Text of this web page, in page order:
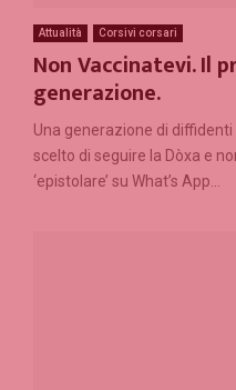
Attualità Corsivi corsari
Non Vaccinatevi. Il
generazione.
Una generazione di
scelto di seguire la Dòxa e
‘epistolare’ su What’s App...